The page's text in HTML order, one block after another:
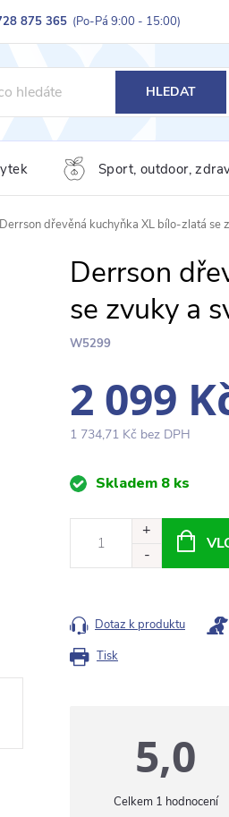
875 365 (Po-Pá 9:00 - 15:00)
HLEDAT
Sport, outdoor,
Derrson dřevěná kuchyňka XL bílo-zlatá se
Derrson
se zvuky a
W5299
2 099
1 734,71 Kč bez DPH
MěrnáSkladem 8 ks
Tisk
Dotaz k produktu
5,0
1 hodnocení